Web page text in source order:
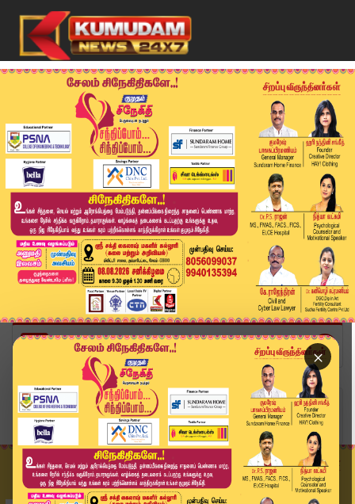
×
Home
வீடியோ ஸ்டோரி
Boy Kidnap Case | சிறுவன் கடத்தல் விவகாரம் மகேஸ...